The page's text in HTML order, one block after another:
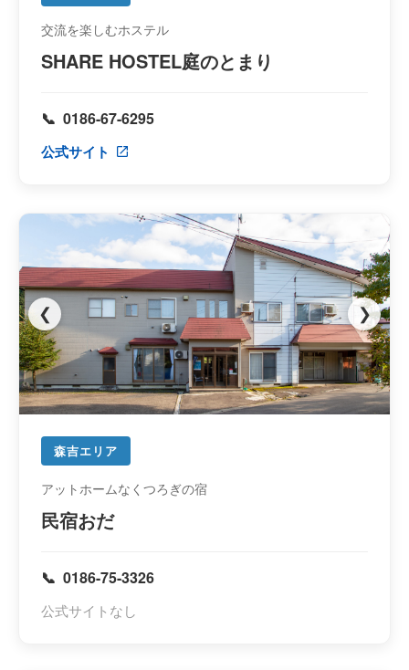
交流を楽しむホステル
SHARE HOSTEL庭のとまり
0186-67-6295
公式サイト
❮ ❯
森吉エリア
アットホームなくつろぎの宿
民宿おだ
0186-75-3326
公式サイトなし